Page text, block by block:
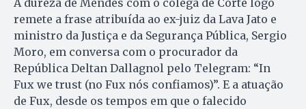
A dureza de Mendes com o colega de Corte logo
remete a frase atribuída ao ex-juiz da Lava Jato e
ministro da Justiça e da Segurança Pública, Sergio
Moro, em conversa com o procurador da
República Deltan Dallagnol pelo Telegram: “In
Fux we trust (no Fux nós confiamos)”. E a atuação
de Fux, desde os tempos em que o falecido